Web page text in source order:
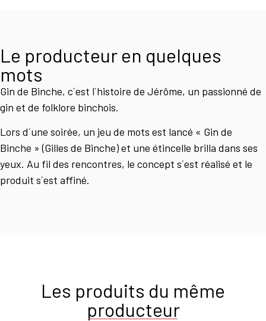
Le producteur en quelques
mots
Gin de Binche, c´est l´histoire de Jérôme, un passionné de
gin et de folklore binchois.
Lors d´une soirée, un jeu de mots est lancé « Gin de
Binche » (Gilles de Binche) et une étincelle brilla dans ses
yeux. Au fil des rencontres, le concept s´est réalisé et le
produit s´est affiné.
Les produits du même
producteur